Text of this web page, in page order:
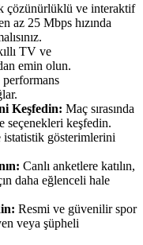
çözünürlüklü ve interaktif
az 25 Mbps hızında
TV ve
emin olun.
Keşfedin: Maç sırasında
seçenekleri keşfedin.
istatistik gösterimlerini
Canlı anketlere katılın,
daha eğlenceli hale
Resmi ve güvenilir spor
veya şüpheli